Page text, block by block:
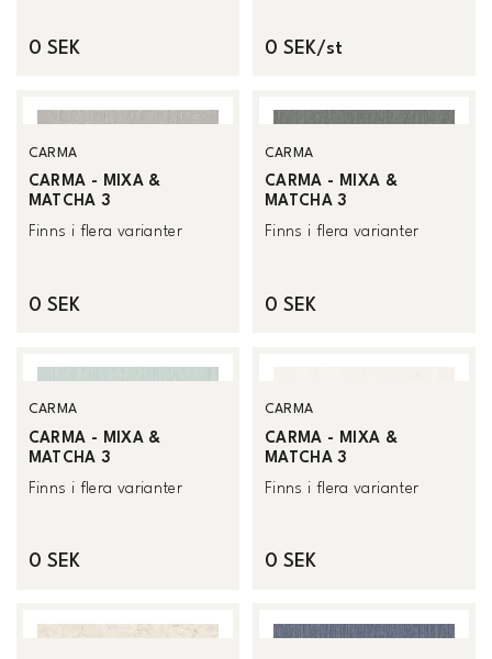
0 SEK 0 SEK/st
CARMA
CARMA - MIXA &
MATCHA 3
Finns i flera varianter
0 SEK
CARMA
CARMA - MIXA &
MATCHA 3
Finns i flera varianter
0 SEK
CARMA
CARMA - MIXA &
MATCHA 3
Finns i flera varianter
0 SEK
CARMA
CARMA - MIXA &
MATCHA 3
Finns i flera varianter
0 SEK